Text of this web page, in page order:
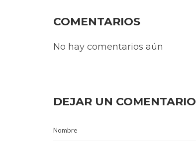
COMENTARIOS
No hay comentarios aún
DEJAR UN COMENTARIO
Nombre